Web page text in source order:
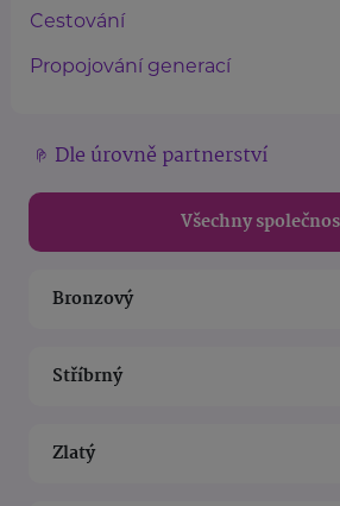
Cestování
Propojování generací
Dle úrovně partnerství
Všechny
Bronzový
Stříbrný
Zlatý